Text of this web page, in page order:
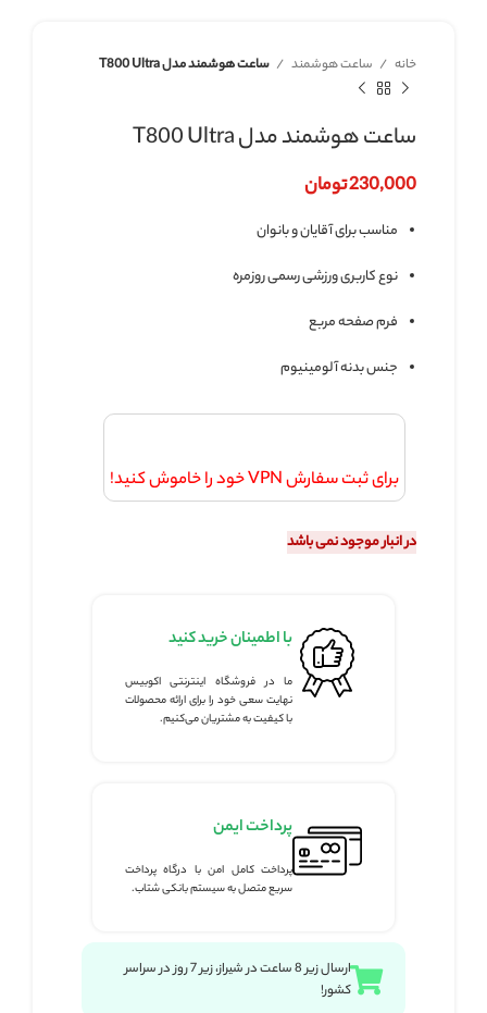
خانه ساعت هوشمند ساعت هوشمند مدل T800 Ultra
ساعت هوشمند مدل T800 Ultra
230,000تومان
مناسب برای آقایان و بانوان
نوع کاربری ورزشی رسمی روزمره
فرم صفحه مربع
جنس بدنه آلومینیوم
برای ثبت سفارش VPN خود را خاموش کنید!
در انبار موجود نمی باشد
با اطمینان خرید کنید
ما در فروشگاه اینترنتی اکوبیس
نهایت سعی خود را برای ارائه محصولات
با کیفیت به مشتریان می‌کنیم.
پرداخت ایمن
پرداخت کامل امن با درگاه پرداخت
سریع متصل به سیستم بانکی شتاب.
ارسال زیر 8 ساعت در شیراز، زیر 7 روز در سراسر
کشور!